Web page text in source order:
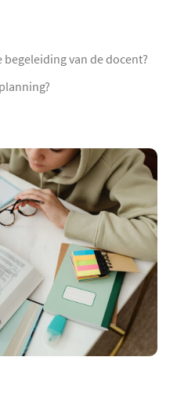
van de docent?